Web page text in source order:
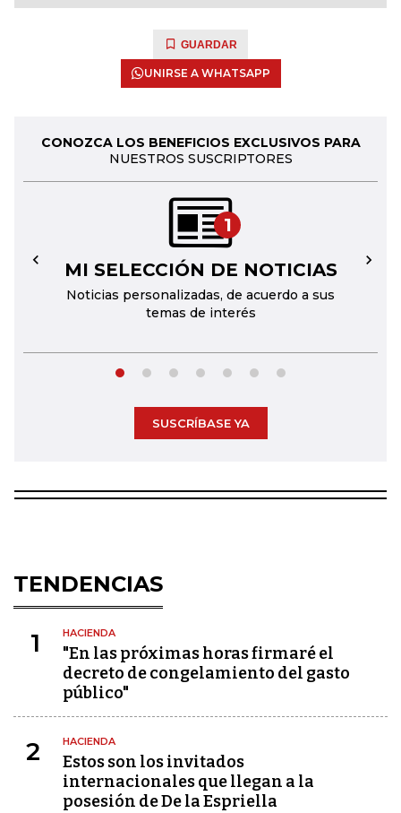
GUARDAR
UNIRSE A WHATSAPP
CONOZCA LOS BENEFICIOS EXCLUSIVOS PARA
NUESTROS SUSCRIPTORES
1
MI SELECCIÓN DE NOTICIAS
Noticias personalizadas, de acuerdo a sus
temas de interés
← →
SUSCRÍBASE YA
TENDENCIAS
1 HACIENDA
"En las próximas horas firmaré el
decreto de congelamiento del gasto
público"
2 HACIENDA
Estos son los invitados
internacionales que llegan a la
posesión de De la Espriella